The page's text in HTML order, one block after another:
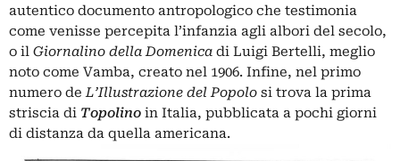
autentico documento antropologico che testimonia
come venisse percepita l’infanzia agli albori del secolo,
o il Giornalino della Domenica di Luigi Bertelli, meglio
noto come Vamba, creato nel 1906. Infine, nel primo
numero deL’Illustrazione del Popolo si trova la prima
striscia di Topolino in Italia, pubblicata a pochi giorni
di distanza da quella americana.